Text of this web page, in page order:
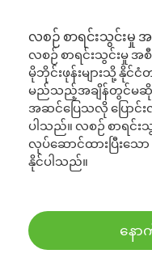
လစဉ် စာရင်းသွင်းမှု အ
လစဉ် စာရင်းသွင်းမှု အ
မိုဘိုင်းဖုန်းများသို့ နိုင်ငံ
မည်သည့်အချိန်တွင်မ
အဆင်ပြေသလို ပြော
ပါသည်။ လစဉ် စာရင်
လုပ်ဆောင်ထားပြီးသေ
နိုင်ပါသည်။
နော